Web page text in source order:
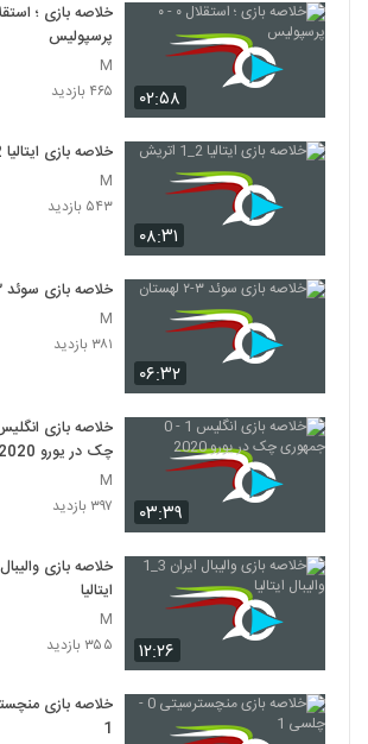
۰۲:۵۸
پرسپولیس
M
۴۶۵ بازدید
۰۸:۳۱
خلاصه بازی ایتالیا 2_1 اتريش
M
۵۴۳ بازدید
۰۶:۳۲
خلاصه بازی سوئد ۳-۲ لهستان
M
۳۸۱ بازدید
۰۳:۳۹
چک در یورو 2020
M
۳۹۷ بازدید
۱۲:۲۶
ایتالیا
M
۳۵۵ بازدید
1